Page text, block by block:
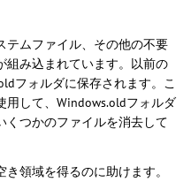
テムファイル、その他の不要
組み込まれています。以前の
フォルダに保存されます。こ
用して、Windows.oldフォルダ
くつかのファイルを消去して
領域を得るのに助けます。